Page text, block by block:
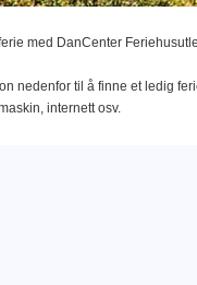
med DanCenter
nedenfor til å finne et ledig
internett osv.